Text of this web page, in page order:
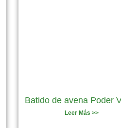
Batido de avena Poder
Leer Más >>